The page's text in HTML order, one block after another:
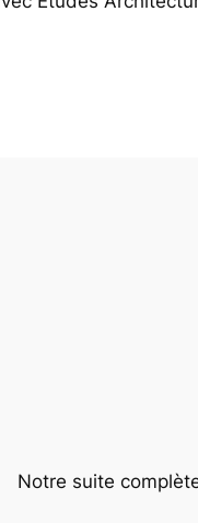
Notre suite